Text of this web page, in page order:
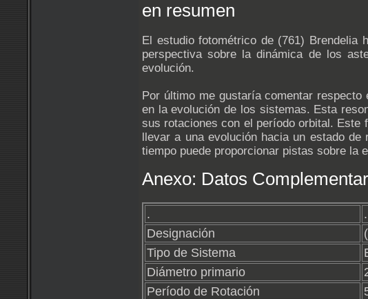
en resumen
El estudio fotométrico de (761) Brendelia
perspectiva sobre la dinámica de los
evolución.
Por último me gustaría comentar
en la evolución de los sistemas. Esta
sus rotaciones con el período orbital. Este
llevar a una evolución hacia un estado
tiempo puede proporcionar pistas sobre la
Anexo: Datos
.
Designación
Tipo de Sistema
Diámetro primario
Período de Rotación